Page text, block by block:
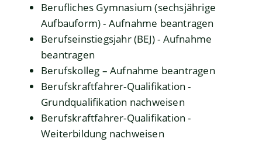
Berufliches Gymnasium (sechsjährige
Aufbauform) - Aufnahme beantragen
Berufseinstiegsjahr (BEJ) - Aufnahme
beantragen
Berufskolleg – Aufnahme beantragen
Berufskraftfahrer-Qualifikation -
Grundqualifikation nachweisen
Berufskraftfahrer-Qualifikation -
Weiterbildung nachweisen